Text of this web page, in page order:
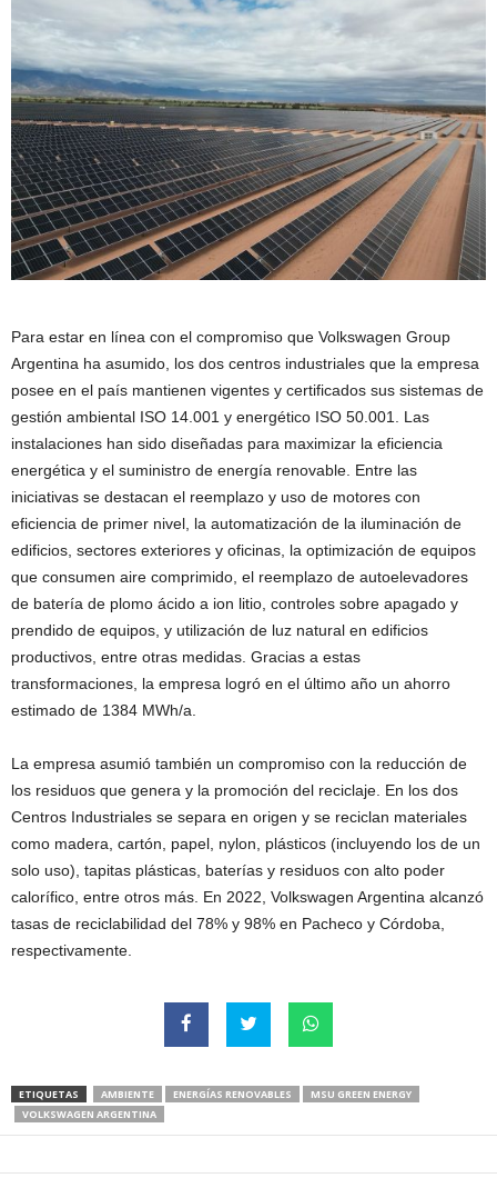
Para estar en línea con el compromiso que Volkswagen Group
Argentina ha asumido, los dos centros industriales que la empresa
posee en el país mantienen vigentes y certificados sus sistemas de
gestión ambiental ISO 14.001 y energético ISO 50.001. Las
instalaciones han sido diseñadas para maximizar la eficiencia
energética y el suministro de energía renovable. Entre las
iniciativas se destacan el reemplazo y uso de motores con
eficiencia de primer nivel, la automatización de la iluminación de
edificios, sectores exteriores y oficinas, la optimización de equipos
que consumen aire comprimido, el reemplazo de autoelevadores
de batería de plomo ácido a ion litio, controles sobre apagado y
prendido de equipos, y utilización de luz natural en edificios
productivos, entre otras medidas. Gracias a estas
transformaciones, la empresa logró en el último año un ahorro
estimado de 1384 MWh/a.
La empresa asumió también un compromiso con la reducción de
los residuos que genera y la promoción del reciclaje. En los dos
Centros Industriales se separa en origen y se reciclan materiales
como madera, cartón, papel, nylon, plásticos (incluyendo los de un
solo uso), tapitas plásticas, baterías y residuos con alto poder
calorífico, entre otros más. En 2022, Volkswagen Argentina alcanzó
tasas de reciclabilidad del 78% y 98% en Pacheco y Córdoba,
respectivamente.
ETIQUETAS AMBIENTE ENERGÍAS RENOVABLES
MSU GREEN ENERGY
VOLKSWAGEN ARGENTINA